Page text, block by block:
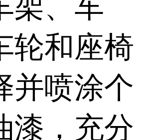
架、车
轮和座椅
并喷涂个
漆，充分